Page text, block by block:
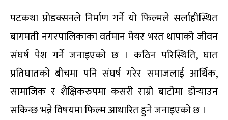
पटकथा प्रोडक्सनले निर्माण गर्ने यो फिल्मले सर्लाहीस्थित
बागमती नगरपालिकाका वर्तमान मेयर भरत थापाको जीवन
संघर्ष पेश गर्ने जनाइएको छ । कठिन परिस्थिति, घात
प्रतिघातको बीचमा पनि संघर्ष गरेर समाजलाई आर्थिक,
सामाजिक र शैक्षिकरुपमा कसरी राम्रो बाटोमा डोर्‍याउन
सकिन्छ भन्ने विषयमा फिल्म आधारित हुने जनाइएको छ ।